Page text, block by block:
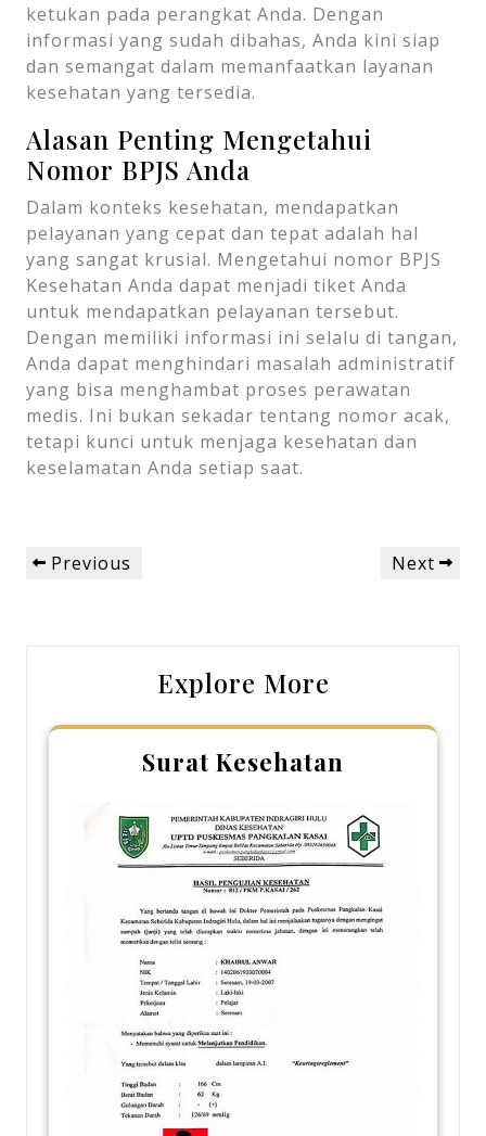
ketukan pada perangkat Anda. Dengan
informasi yang sudah dibahas, Anda kini siap
dan semangat dalam memanfaatkan layanan
kesehatan yang tersedia.
Alasan Penting Mengetahui
Nomor BPJS Anda
Dalam konteks kesehatan, mendapatkan
pelayanan yang cepat dan tepat adalah hal
yang sangat krusial. Mengetahui nomor BPJS
Kesehatan Anda dapat menjadi tiket Anda
untuk mendapatkan pelayanan tersebut.
Dengan memiliki informasi ini selalu di tangan,
Anda dapat menghindari masalah administratif
yang bisa menghambat proses perawatan
medis. Ini bukan sekadar tentang nomor acak,
tetapi kunci untuk menjaga kesehatan dan
keselamatan Anda setiap saat.
Post
navigation
Previous
Previous
Next
Next
Explore More
Surat Kesehatan